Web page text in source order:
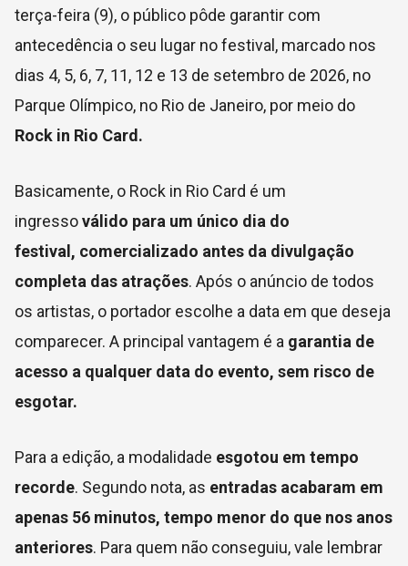
terça-feira (9), o público pôde garantir com
antecedência o seu lugar no festival, marcado nos
dias 4, 5, 6, 7, 11, 12 e 13 de setembro de 2026, no
Parque Olímpico, no Rio de Janeiro, por meio do
Rock in Rio Card.
Basicamente, o Rock in Rio Card é um
ingressoválido para um único dia do
festival, comercializado antes da divulgação
completa das atrações. Após o anúncio de todos
os artistas, o portador escolhe a data em que deseja
comparecer. A principal vantagem é a garantia de
acesso a qualquer data do evento, sem risco de
esgotar.
Para a edição, a modalidade esgotou em tempo
recorde. Segundo nota, as entradas acabaram em
apenas 56 minutos, tempo menor do que nos anos
anteriores. Para quem não conseguiu, vale lembrar